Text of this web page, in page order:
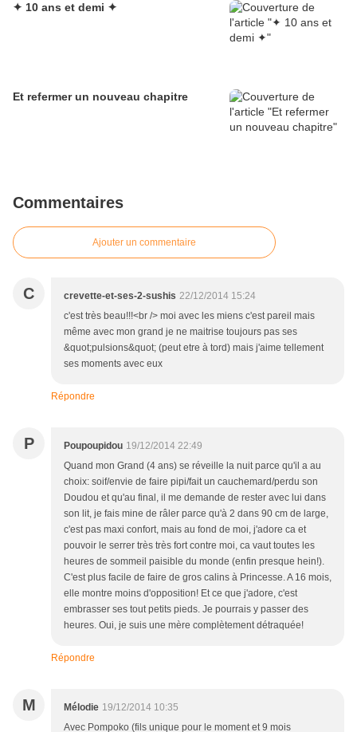
✦ 10 ans et demi ✦
Et refermer un nouveau chapitre
Commentaires
Ajouter un commentaire
C crevette-et-ses-2-sushis 22/12/2014 15:24
c'est très beau!!!<br /> moi avec les miens c'est pareil mais
même avec mon grand je ne maitrise toujours pas ses
&quot;pulsions&quot; (peut etre à tord) mais j'aime tellement
ses moments avec eux
Répondre
P Poupoupidou 19/12/2014 22:49
Quand mon Grand (4 ans) se réveille la nuit parce qu'il a au
choix: soif/envie de faire pipi/fait un cauchemard/perdu son
Doudou et qu'au final, il me demande de rester avec lui dans
son lit, je fais mine de râler parce qu'à 2 dans 90 cm de large,
c'est pas maxi confort, mais au fond de moi, j'adore ca et
pouvoir le serrer très très fort contre moi, ca vaut toutes les
heures de sommeil paisible du monde (enfin presque hein!).
C'est plus facile de faire de gros calins à Princesse. A 16 mois,
elle montre moins d'opposition! Et ce que j'adore, c'est
embrasser ses tout petits pieds. Je pourrais y passer des
heures. Oui, je suis une mère complètement détraquée!
Répondre
M Mélodie 19/12/2014 10:35
Avec Pompoko (fils unique pour le moment et 9 mois